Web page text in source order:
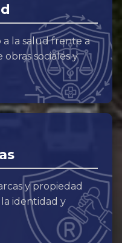
la salud frente a
sociales y
y propiedad
identidad y